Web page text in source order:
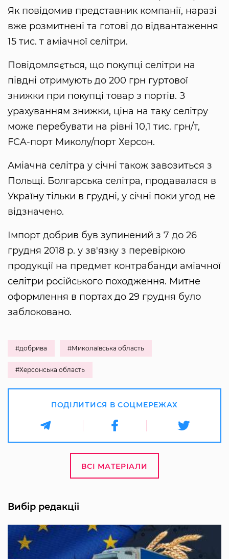
Як повідомив представник компанії, наразі
вже розмитнені та готові до відвантаження
15 тис. т аміачної селітри.
Повідомляється, що покупці селітри на
півдні отримують до 200 грн гуртової
знижки при покупці товар з портів. З
урахуванням знижки, ціна на таку селітру
може перебувати на рівні 10,1 тис. грн/т,
FCA-порт Миколу/порт Херсон.
Аміачна селітра у січні також завозиться з
Польщі. Болгарська селітра, продавалася в
Україну тільки в грудні, у січні поки угод не
відзначено.
Імпорт добрив був зупинений з 7 до 26
грудня 2018 р. у зв'язку з перевіркою
продукції на предмет контрабанди аміачної
селітри російського походження. Митне
оформлення в портах до 29 грудня було
заблоковано.
#добрива #Миколаївська область
#Херсонська область
ПОДІЛИТИСЯ В СОЦМЕРЕЖАХ
ВСІ МАТЕРІАЛИ
Вибір редакції